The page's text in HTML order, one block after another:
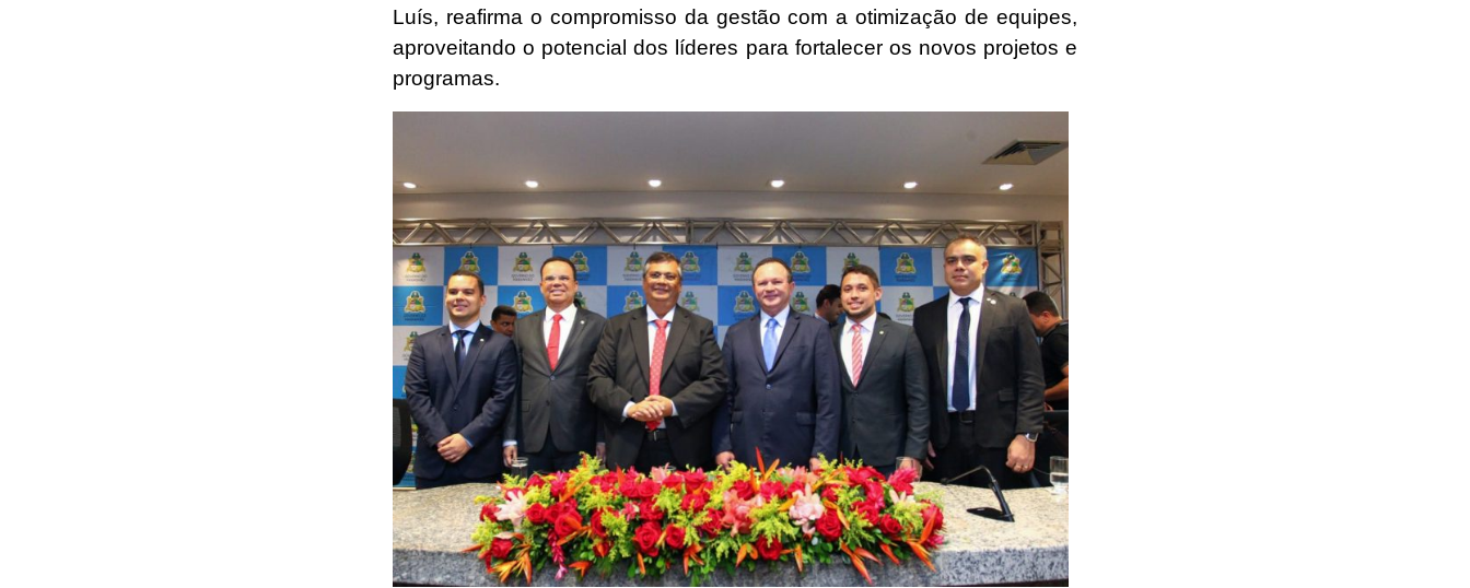
Luís, reafirma o compromisso da gestão com a otimização de equipes,
aproveitando o potencial dos líderes para fortalecer os novos projetos e
programas.